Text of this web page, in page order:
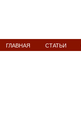
ГЛАВНАЯ СТАТЬИ